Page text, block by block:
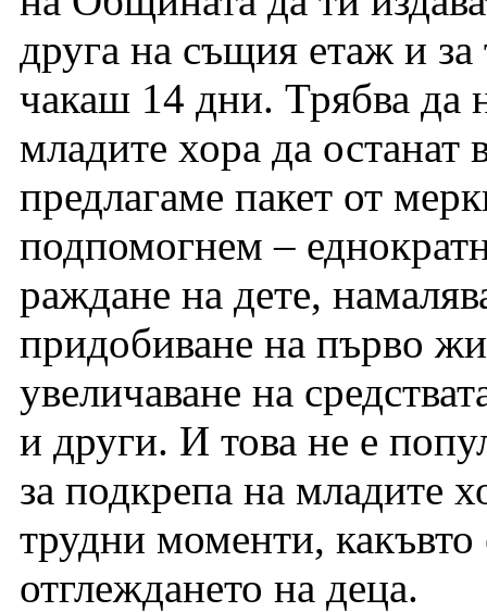
друга на същия етаж и
чакаш 14 дни. Трябва да
младите хора да останат
предлагаме пакет от
подпомогнем –
раждане на дете,
придобиване на първо
увеличаване на
и други. И това не е
за подкрепа на младите
трудни моменти, какъвто
отглеждането на деца.